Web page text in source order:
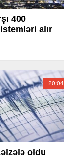
400
alır
20:04
oldu